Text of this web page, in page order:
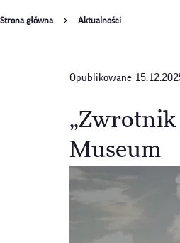
Ścieżka
Strona główna Aktualności
Opublikowane
„Zwrotnik
Museum